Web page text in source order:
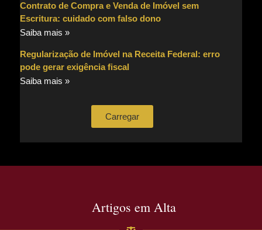
Contrato de Compra e Venda de Imóvel sem
Escritura: cuidado com falso dono
Saiba mais »
Regularização de Imóvel na Receita Federal: erro
pode gerar exigência fiscal
Saiba mais »
Carregar
Artigos em Alta